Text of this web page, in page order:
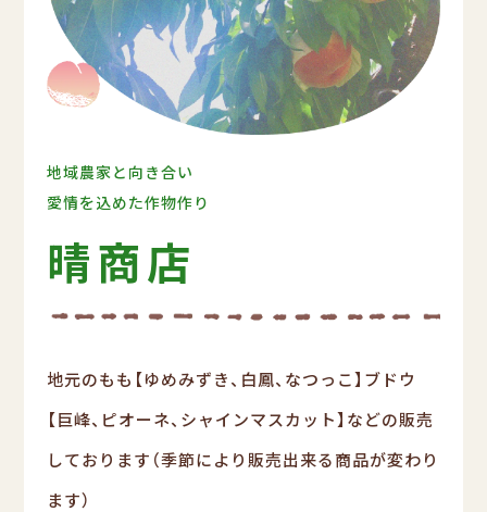
地域農家と向き合い
愛情を込めた作物作り
晴商店
地元のもも【ゆめみずき、白鳳、なつっこ】ブドウ
【巨峰、ピオーネ、シャインマスカット】などの販売
しております（季節により販売出来る商品が変わり
ます）